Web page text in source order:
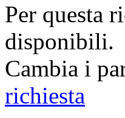
Per questa
disponibili.
Cambia i
richiesta